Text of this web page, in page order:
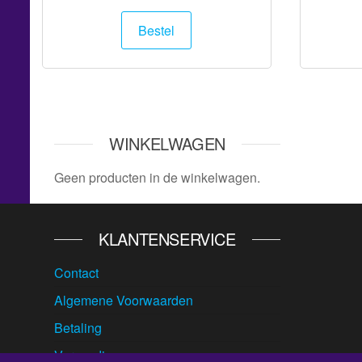
Bestel
WINKELWAGEN
Geen producten in de winkelwagen.
KLANTENSERVICE
Contact
Algemene Voorwaarden
Betaling
Verzending